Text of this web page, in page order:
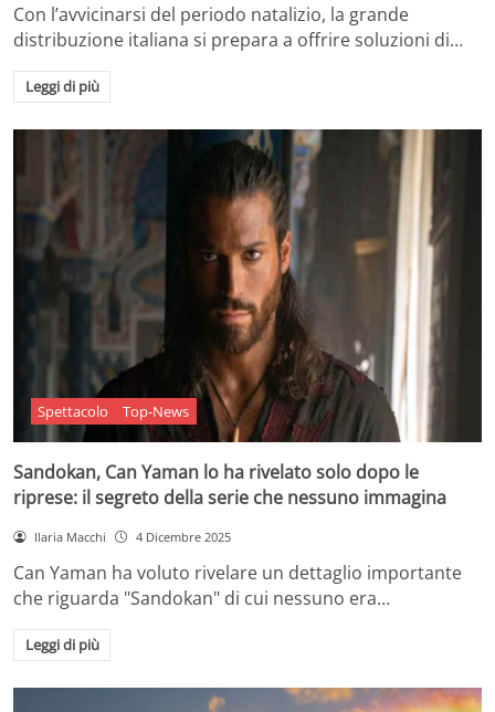
Con l’avvicinarsi del periodo natalizio, la grande
distribuzione italiana si prepara a offrire soluzioni di…
Leggi di più
Spettacolo Top-News
Sandokan, Can Yaman lo ha rivelato solo dopo le
riprese: il segreto della serie che nessuno immagina
Ilaria Macchi 4 Dicembre 2025
Can Yaman ha voluto rivelare un dettaglio importante
che riguarda "Sandokan" di cui nessuno era…
Leggi di più